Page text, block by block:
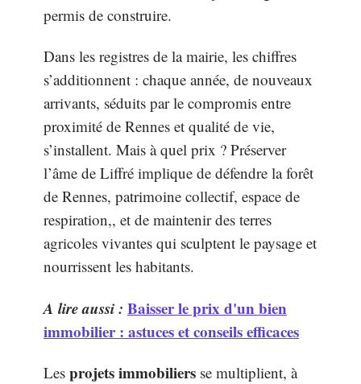
permis de construire.
Dans les registres de la mairie, les chiffres
s’additionnent : chaque année, de nouveaux
arrivants, séduits par le compromis entre
proximité de Rennes et qualité de vie,
s’installent. Mais à quel prix ? Préserver
l’âme de Liffré implique de défendre la forêt
de Rennes, patrimoine collectif, espace de
respiration,, et de maintenir des terres
agricoles vivantes qui sculptent le paysage et
nourrissent les habitants.
A lire aussi : Baisser le prix d'un bien
immobilier : astuces et conseils efficaces
Les projets immobiliers se multiplient, à